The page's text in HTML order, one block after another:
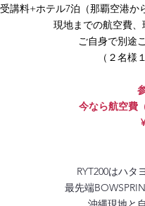
講料+ホテル7泊（那覇空港か
現地までの航空費
ご自身で別途
（２名様
今なら航空費
RYT200はハタ
最先端